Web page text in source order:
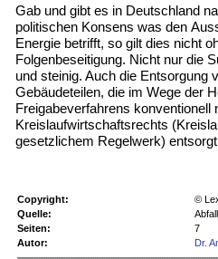
Gab und gibt es in Deutschland
politischen Konsens was den
Energie betrifft, so gilt dies nicht
Folgenbeseitigung. Nicht nur die
und steinig. Auch die Entsorgung
Gebäudeteilen, die im Wege der
Freigabeverfahrens konventionell
Kreislaufwirtschaftsrechts
gesetzlichem Regelwerk)
Copyright:
©
Quelle:
Seiten:
7
Autor:
Dr.